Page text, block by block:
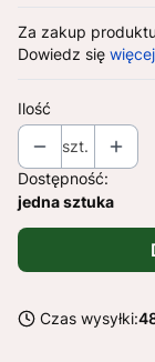
Za zakup
Dowiedz się
Ilość
szt.
Dostępność:
jedna sztuka
Czas wysyłki: